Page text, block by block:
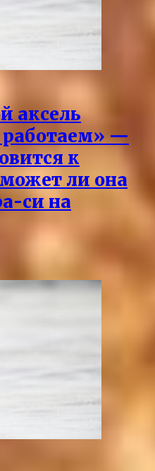
аксель
работаем» —
к
ли она
си на